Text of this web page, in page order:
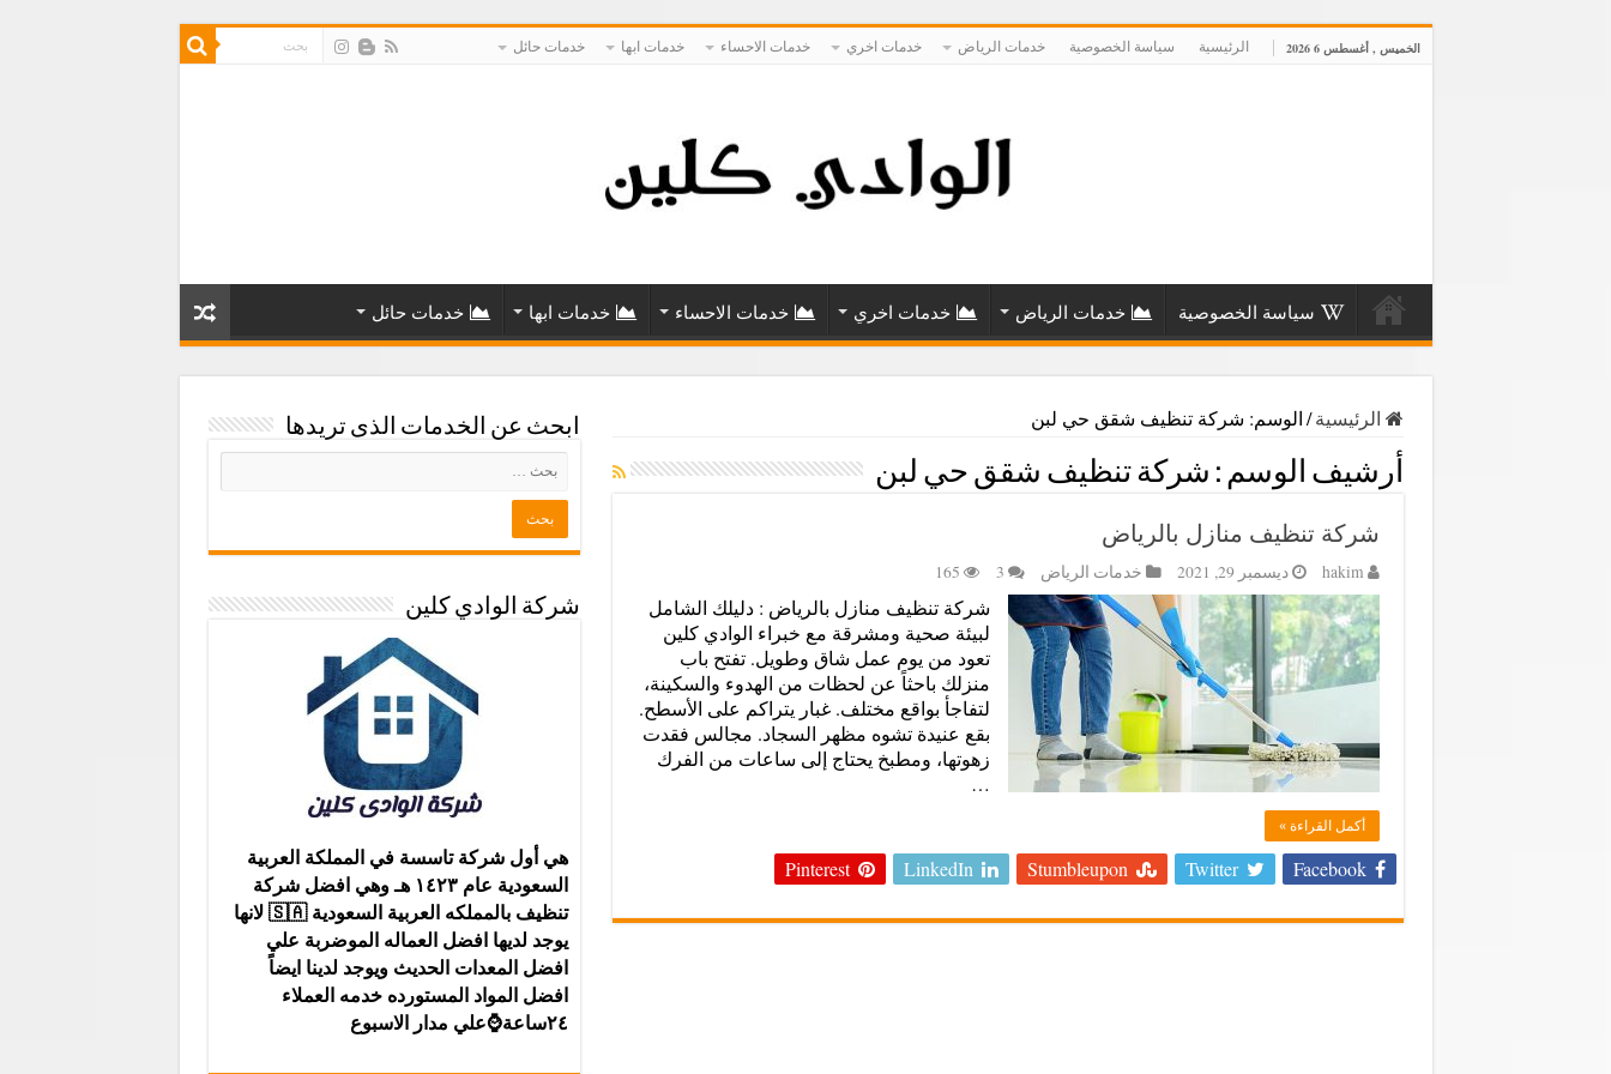
الخميس , أغسطس 6 2026 الرئيسية سياسة الخصوصية خدمات الرياض خدمات اخري خدمات الاحساء خدمات ابها خدمات حائل
سياسة الخصوصية خدمات الرياض خدمات اخري خدمات الاحساء خدمات ابها خدمات حائل
الرئيسية /الوسم: شركة تنظيف شقق حي لبن
أرشيف الوسم : شركة تنظيف شقق حي لبن
شركة تنظيف منازل بالرياض
hakim ديسمبر 29, 2021 خدمات الرياض 3
165
شركة تنظيف منازل بالرياض : دليلك الشامل
لبيئة صحية ومشرقة مع خبراء الوادي كلين
تعود من يوم عمل شاق وطويل. تفتح باب
منزلك باحثاً عن لحظات من الهدوء والسكينة،
لتفاجأ بواقع مختلف. غبار يتراكم على الأسطح.
بقع عنيدة تشوه مظهر السجاد. مجالس فقدت
زهوتها، ومطبخ يحتاج إلى ساعات من الفرك
…
أكمل القراءة »
Facebook
Twitter
Stumbleupon
LinkedIn
Pinterest
ابحث عن الخدمات الذى تريدها
شركة الوادي كلين
هي أول شركة تاسسة في المملكة العربية
السعودية عام ١٤٢٣ هـ وهي افضل شركة
تنظيف بالمملكه العربية السعودية 🇸🇦 لانها
يوجد لديها افضل العماله الموضربة علي
افضل المعدات الحديث ويوجد لدينا ايضاً
افضل المواد المستورده خدمه العملاء
٢٤ساعة⌚علي مدار الاسبوع